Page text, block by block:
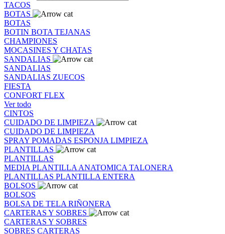
TACOS
BOTAS
BOTAS
BOTIN BOTA TEJANAS
CHAMPIONES
MOCASINES Y CHATAS
SANDALIAS
SANDALIAS
SANDALIAS ZUECOS
FIESTA
CONFORT FLEX
Ver todo
CINTOS
CUIDADO DE LIMPIEZA
CUIDADO DE LIMPIEZA
SPRAY POMADAS ESPONJA LIMPIEZA
PLANTILLAS
PLANTILLAS
MEDIA PLANTILLA ANATOMICA TALONERA
PLANTILLAS PLANTILLA ENTERA
BOLSOS
BOLSOS
BOLSA DE TELA RIÑONERA
CARTERAS Y SOBRES
CARTERAS Y SOBRES
SOBRES CARTERAS